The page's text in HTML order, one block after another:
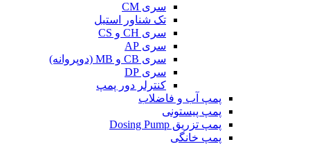
سری CM
تک شناور استیل
سری CH و CS
سری AP
سری CB و MB (دوپروانه)
سری DP
کنترلر دور پمپ
پمپ آب و فاضلاب
پمپ پیستونی
پمپ تزریق Dosing Pump
پمپ خانگی